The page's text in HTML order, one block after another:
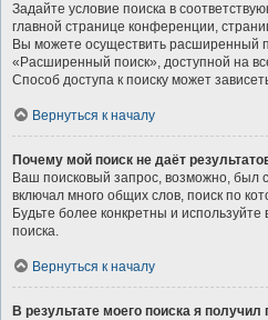
Задайте условие поиска в
главной странице конференции,
Вы можете осуществить расширенный
«Расширенный поиск», доступной на
Способ доступа к поиску может
Вернуться к началу
Почему мой поиск не даёт
Ваш поисковый запрос, возможно,
включал много общих слов, поиск по
Будьте более конкретны и
поиска.
Вернуться к началу
В результате моего поиска я получил